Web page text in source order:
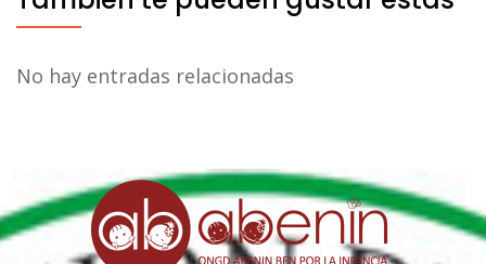
No hay entradas relacionadas